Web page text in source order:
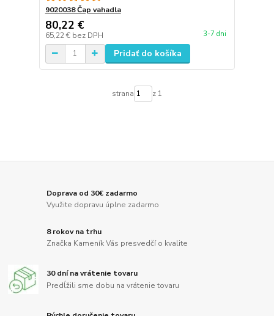
9020038 Čap vahadla
80,22 €
65,22 € bez DPH 3-7 dni
Pridať do košíka
strana z 1
Doprava od 30€ zadarmo
Využite dopravu úplne zadarmo
8 rokov na trhu
Značka Kameník Vás presvedčí o kvalite
30 dní na vrátenie tovaru
Predĺžili sme dobu na vrátenie tovaru